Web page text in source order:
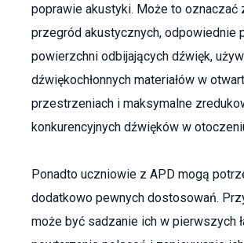
poprawie akustyki. Może to oznaczać
przegród akustycznych, odpowiednie
powierzchni odbijających dźwięk,
dźwiękochłonnych materiałów w
przestrzeniach i maksymalne
konkurencyjnych dźwięków w
Ponadto uczniowie z APD mogą
dodatkowo pewnych dostosowań.
może być sadzanie ich w pierwszych